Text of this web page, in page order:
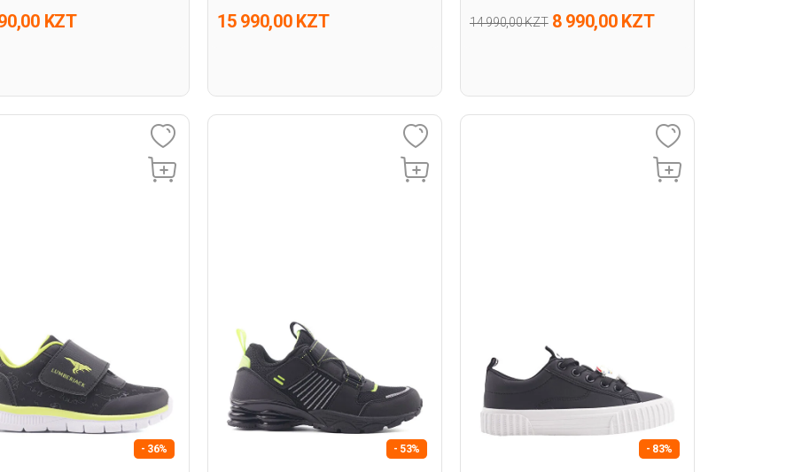
KZT 15 990,00 KZT 14 990,00 KZT 8 990,00 KZT
- 36% - 53% - 83%